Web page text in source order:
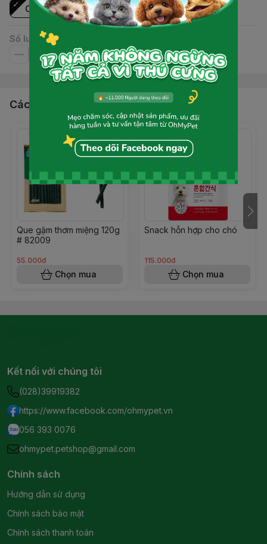
Cái
Số lượng
Các sản phẩm, dịch vụ khác
Que gặm thơm miệng 120g
# 82009
55.000đ
Chọn mua
Snack hỗn hợp cho chó
115.000đ
Chọn mua
Kết nối với chúng tôi
(028)39919382
https://www.facebook.com/ohmypet.vn
056 393 0076
ohmypet.petshop@gmail.com
Chính sách
Hướng dẫn sử dụng
Chính sách bảo mật
Chính sách thanh toán